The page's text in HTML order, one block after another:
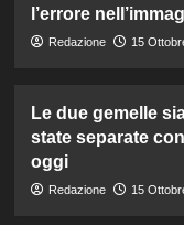
l’errore
Redazione 15
Le due gemelle
state separate
oggi
Redazione 15